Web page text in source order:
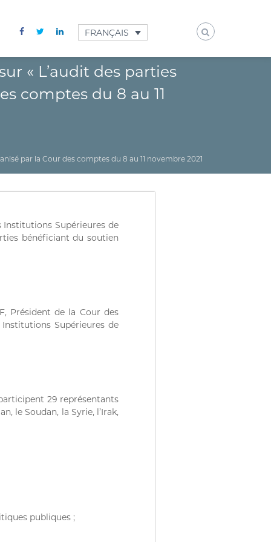
FRANÇAIS
« L’audit des parties
comptes du 8 au 11
par la Cour des comptes du 8 au 11 novembre 2021
Institutions Supérieures de
bénéficiant du soutien
Président de la Cour des
Supérieures de
29 représentants
le Soudan, la Syrie, l’Irak,
publiques ;